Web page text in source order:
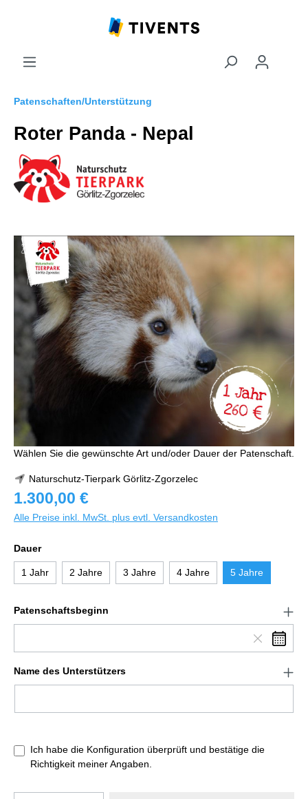
Patenschaften/Unterstützung
Roter Panda - Nepal
Wählen Sie die gewünschte Art und/oder Dauer der Patenschaft.
Naturschutz-Tierpark Görlitz-Zgorzelec
1.300,00 €
Alle Preise inkl. MwSt. plus evtl. Versandkosten
Dauer
1 Jahr 2 Jahre 3 Jahre 4 Jahre 5 Jahre
Patenschaftsbeginn
Name des Unterstützers
Ich habe die Konfiguration überprüft und bestätige die
Richtigkeit meiner Angaben.